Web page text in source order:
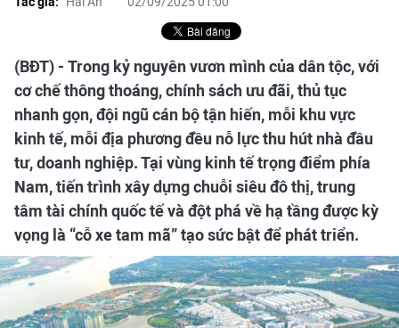
(BĐT) - Trong kỷ nguyên vươn mình của dân tộc, với
cơ chế thông thoáng, chính sách ưu đãi, thủ tục
nhanh gọn, đội ngũ cán bộ tận hiến, mỗi khu vực
kinh tế, mỗi địa phương đều nỗ lực thu hút nhà đầu
tư, doanh nghiệp. Tại vùng kinh tế trọng điểm phía
Nam, tiến trình xây dựng chuỗi siêu đô thị, trung
tâm tài chính quốc tế và đột phá về hạ tầng được kỳ
vọng là “cỗ xe tam mã” tạo sức bật để phát triển.